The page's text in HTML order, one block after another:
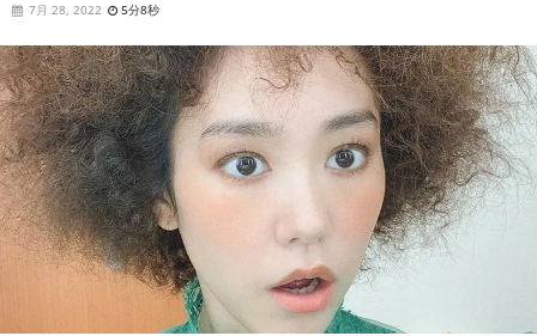
7月 28, 2022 5分8秒